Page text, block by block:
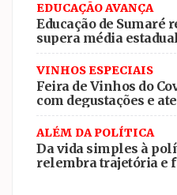
EDUCAÇÃO AVANÇA
Educação de Sumaré
supera média
VINHOS ESPECIAIS
Feira de Vinhos do
com degustações e
ALÉM DA POLÍTICA
Da vida simples à
relembra trajetória e